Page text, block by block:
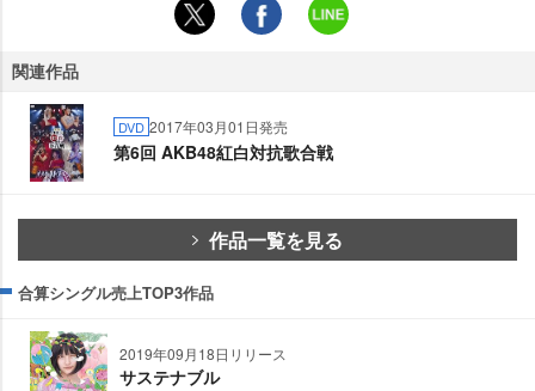
関連作品
DVD 2017年03月01日発売
第6回 AKB48紅白対抗歌合戦
作品一覧を見る
合算シングル売上TOP3作品
2019年09月18日リリース
サステナブル